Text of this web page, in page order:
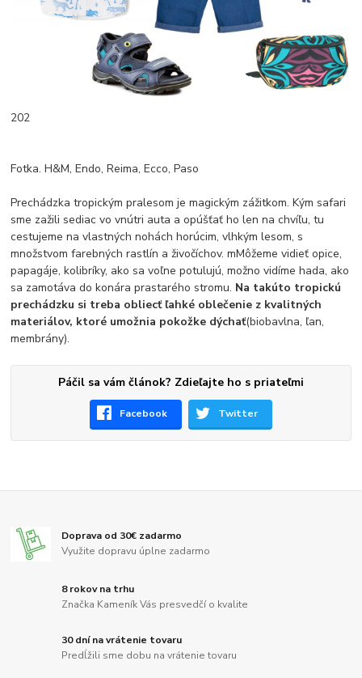
202
Fotka. H&M, Endo, Reima, Ecco, Paso
Prechádzka tropickým pralesom je magickým zážitkom. Kým safari
sme zažili sediac vo vnútri auta a opúšťať ho len na chvíľu, tu
cestujeme na vlastných nohách horúcim, vlhkým lesom, s
množstvom farebných rastlín a živočíchov. mMôžeme vidieť opice,
papagáje, kolibríky, ako sa voľne potulujú, možno vidíme hada, ako
sa zamotáva do konára prastarého stromu. Na takúto tropickú
prechádzku si treba obliecť ľahké oblečenie z kvalitných
materiálov, ktoré umožnia pokožke dýchať(biobavlna, ľan,
membrány).
Páčil sa vám článok? Zdieľajte ho s priateľmi
Facebook Twitter
Doprava od 30€ zadarmo
Využite dopravu úplne zadarmo
8 rokov na trhu
Značka Kameník Vás presvedčí o kvalite
30 dní na vrátenie tovaru
Predĺžili sme dobu na vrátenie tovaru